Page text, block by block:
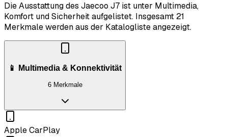
Die Ausstattung des Jaecoo J7 ist unter Multimedia,
Komfort und Sicherheit aufgelistet. Insgesamt 21
Merkmale werden aus der Katalogliste angezeigt.
📱 Multimedia & Konnektivität
6 Merkmale
Apple CarPlay